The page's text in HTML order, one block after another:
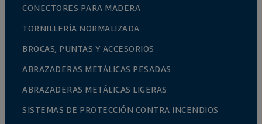
CONECTORES PARA MADERA
TORNILLERÍA NORMALIZADA
BROCAS, PUNTAS Y ACCESORIOS
ABRAZADERAS METÁLICAS PESADAS
ABRAZADERAS METÁLICAS LIGERAS
SISTEMAS DE PROTECCIÓN CONTRA INCENDIOS